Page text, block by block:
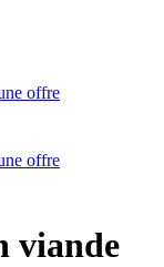
offre
offre
viande